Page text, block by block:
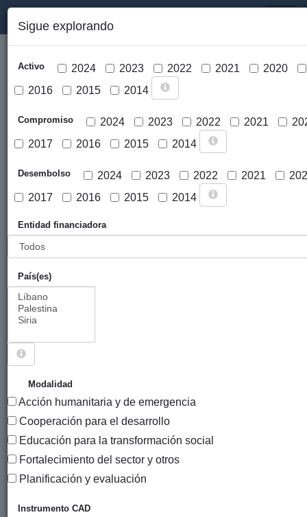
Cargar mapa
Sigue explorando
Activo 2024 2023 2022 2021
2020
2016
2015 2014
Compromiso 2024 2023 2022 2021
2017
2016 2015 2014
Desembolso 2024 2023 2022 2021
2017
2016 2015 2014
Entidad financiadora
País(es)
Modalidad
Acción humanitaria y de emergencia
Cooperación para el desarrollo
Educación para la transformación social
Fortalecimiento del sector y otros
Planificación y evaluación
Instrumento CAD
PROYECTOS CUYO SOCIO LOCAL ES AGENCIA DE
LA ONU PARA LOS REFUGIADOS DE PALESTINA
EN ORIENTE PRÓXIMO - UNRWA PALESTINA.
51 PROYECTOS
Título
Entidad